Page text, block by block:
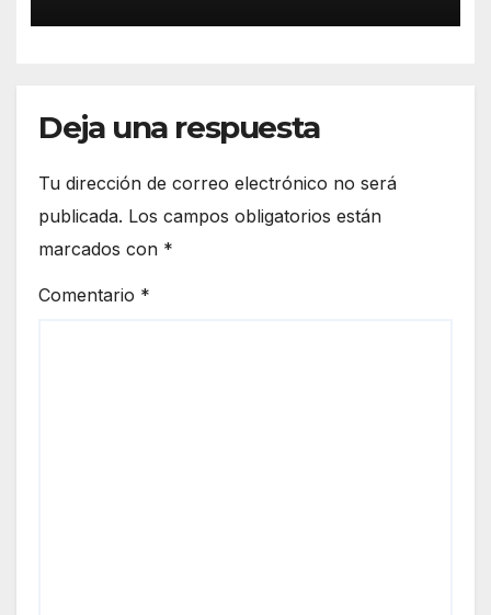
Deja una respuesta
Tu dirección de correo electrónico no será
publicada. Los campos obligatorios están
marcados con *
Comentario *